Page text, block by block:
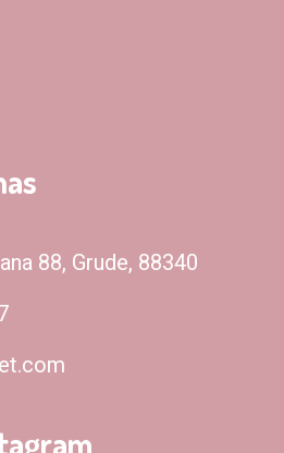
88, Grude, 88340